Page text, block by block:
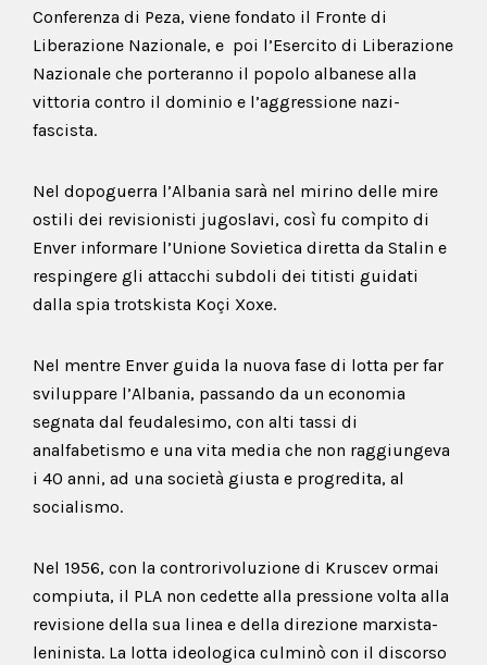
Conferenza di Peza, viene fondato il Fronte di
Liberazione Nazionale, e poi l’Esercito di Liberazione
Nazionale che porteranno il popolo albanese alla
vittoria contro il dominio e l’aggressione nazi-
fascista.
Nel dopoguerra l’Albania sarà nel mirino delle mire
ostili dei revisionisti jugoslavi, così fu compito di
Enver informare l’Unione Sovietica diretta da Stalin e
respingere gli attacchi subdoli dei titisti guidati
dalla spia trotskista Koçi Xoxe.
Nel mentre Enver guida la nuova fase di lotta per far
sviluppare l’Albania, passando da un economia
segnata dal feudalesimo, con alti tassi di
analfabetismo e una vita media che non raggiungeva
i 40 anni, ad una società giusta e progredita, al
socialismo.
Nel 1956, con la controrivoluzione di Kruscev ormai
compiuta, il PLA non cedette alla pressione volta alla
revisione della sua linea e della direzione marxista-
leninista. La lotta ideologica culminò con il discorso